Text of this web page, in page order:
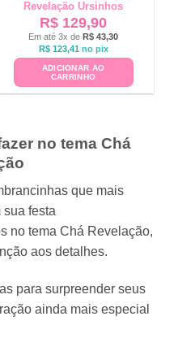
Revelação Ursinhos
R$ 129,90
Em até 3x de R$ 43,30
R$123,41 no pix
ADICIONAR AO
CARRINHO
no tema Chá
que mais
sua festa
no tema Chá Revelação,
aos detalhes.
para surpreender seus
ainda mais especial